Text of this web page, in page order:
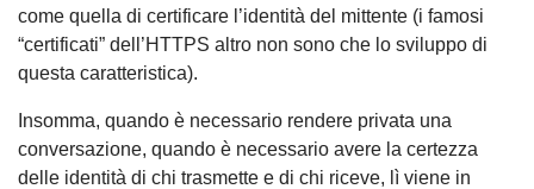
come quella di certificare l’identità del mittente (i famosi
“certificati” dell’HTTPS altro non sono che lo sviluppo di
questa caratteristica).
Insomma, quando è necessario rendere privata una
conversazione, quando è necessario avere la certezza
delle identità di chi trasmette e di chi riceve, lì viene in